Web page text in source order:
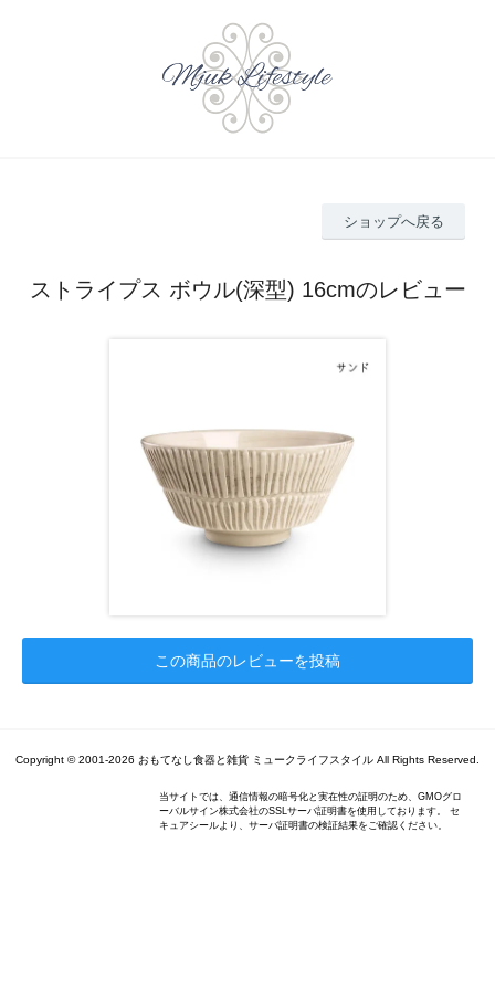
ショップへ戻る
ストライプス ボウル(深型) 16cmのレビュー
この商品のレビューを投稿
Copyright © 2001-2026 おもてなし食器と雑貨 ミュークライフスタイル All Rights Reserved.
当サイトでは、通信情報の暗号化と実在性の証明のため、GMOグロ
ーバルサイン株式会社のSSLサーバ証明書を使用しております。 セ
キュアシールより、サーバ証明書の検証結果をご確認ください。